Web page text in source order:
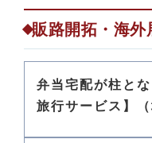
販路開拓・海外
弁当宅配が柱と
旅行サービス】（